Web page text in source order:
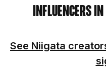
Influencers in
See Niigata